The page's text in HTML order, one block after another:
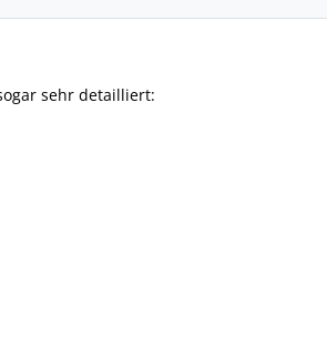
sehr detailliert: